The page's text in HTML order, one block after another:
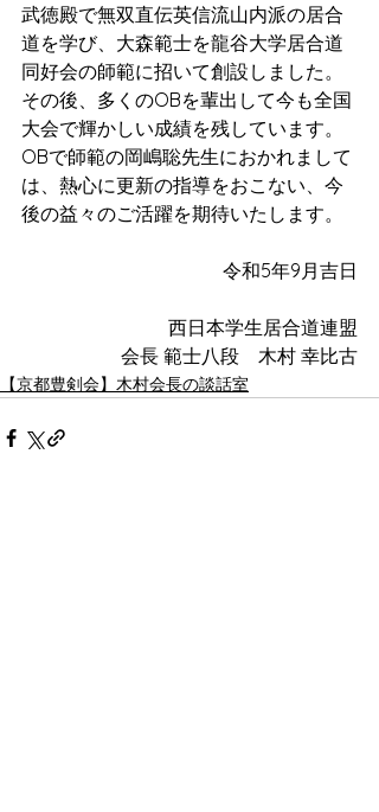
武徳殿で無双直伝英信流山内派の居合
道を学び、大森範士を龍谷大学居合道
同好会の師範に招いて創設しました。
その後、多くのOBを輩出して今も全国
大会で輝かしい成績を残しています。
OBで師範の岡嶋聡先生におかれまして
は、熱心に更新の指導をおこない、今
後の益々のご活躍を期待いたします。
令和5年9月吉日
西日本学生居合道連盟
会長 範士八段　木村 幸比古
【京都豊剣会】​木村会長の談話室